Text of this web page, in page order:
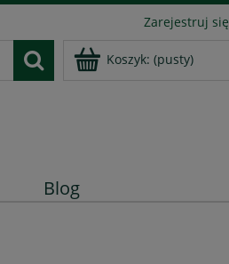
Zarejestruj się
Koszyk: (pusty)
Blog